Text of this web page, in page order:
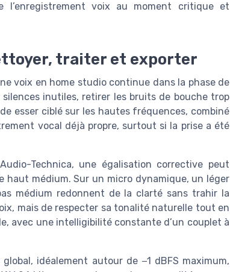
voix au moment critique et
traiter et exporter
voix en home studio continue dans la phase de
inutiles, retirer les bruits de bouche trop
esser ciblé sur les hautes fréquences, combiné
vocal déjà propre, surtout si la prise a été
Technica, une égalisation corrective peut
médium. Sur un micro dynamique, un léger
médium redonnent de la clarté sans trahir la
mais de respecter sa tonalité naturelle tout en
avec une intelligibilité constante d’un couplet à
idéalement autour de −1 dBFS maximum,